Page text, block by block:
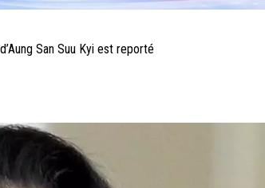
San Suu Kyi est reporté